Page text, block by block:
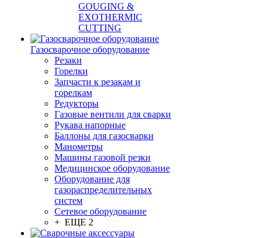
GOUGING &
EXOTHERMIC
CUTTING
Газосварочное оборудование
Резаки
Горелки
Запчасти к резакам и
горелкам
Редукторы
Газовые вентили для сварки
Рукава напорные
Баллоны для газосварки
Манометры
Машины газовой резки
Медицинское оборудование
Оборудование для
газораспределительных
систем
Сетевое оборудование
+ ЕЩЕ 2